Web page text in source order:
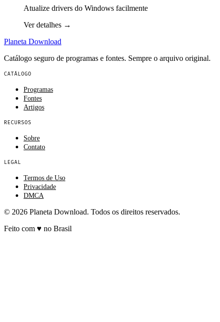
Atualize drivers do Windows facilmente
Ver detalhes →
Planeta Download
Catálogo seguro de programas e fontes. Sempre o arquivo original.
CATÁLOGO
Programas
Fontes
Artigos
RECURSOS
Sobre
Contato
LEGAL
Termos de Uso
Privacidade
DMCA
© 2026 Planeta Download. Todos os direitos reservados.
Feito com ♥ no Brasil